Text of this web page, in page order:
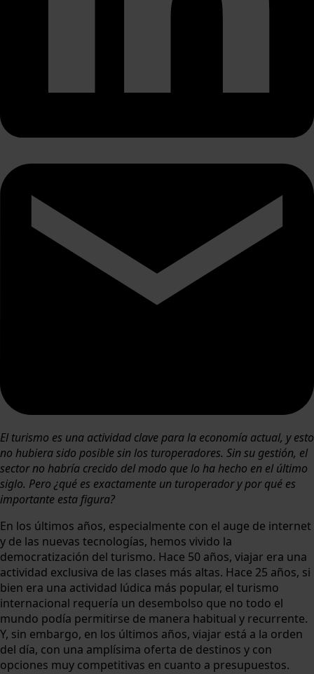
El turismo es una actividad clave para la economía actual, y esto
no hubiera sido posible sin los turoperadores. Sin su gestión, el
sector no habría crecido del modo que lo ha hecho en el último
siglo. Pero ¿qué es exactamente un turoperador y por qué es
importante esta figura?
En los últimos años, especialmente con el auge de internet
y de las nuevas tecnologías, hemos vivido la
democratización del turismo. Hace 50 años, viajar era una
actividad exclusiva de las clases más altas. Hace 25 años, si
bien era una actividad lúdica más popular, el turismo
internacional requería un desembolso que no todo el
mundo podía permitirse de manera habitual y recurrente.
Y, sin embargo, en los últimos años, viajar está a la orden
del día, con una amplísima oferta de destinos y con
opciones muy competitivas en cuanto a presupuestos.